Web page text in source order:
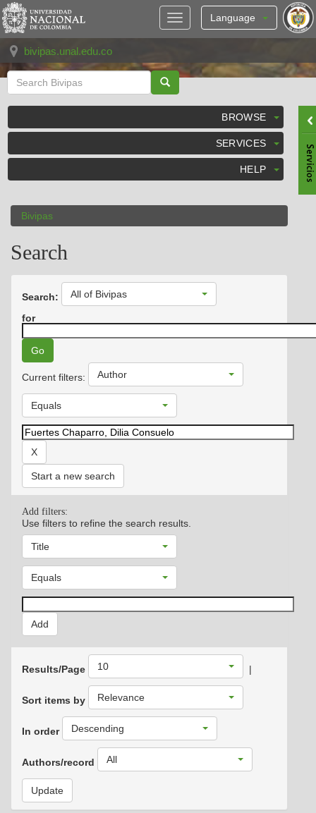
Skip
navigation
Language
bivipas.unal.edu.co
BROWSE
SERVICES
HELP
Bivipas
Search
Search: All of Bivipas
for
Current filters: Author
Equals
Start a new search
Add filters:
Use filters to refine the search results.
Title
Equals
Results/Page 10 |
Sort items by Relevance
In order Descending
Authors/record All